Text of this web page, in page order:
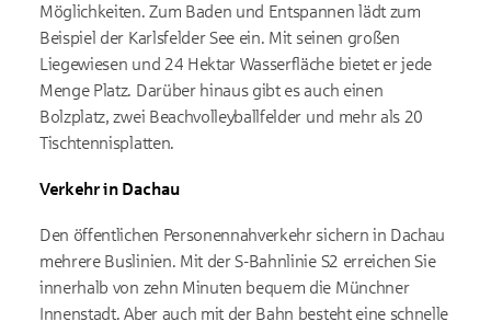
Möglichkeiten. Zum Baden und Entspannen lädt zum
Beispiel der Karlsfelder See ein. Mit seinen großen
Liegewiesen und 24 Hektar Wasserfläche bietet er jede
Menge Platz. Darüber hinaus gibt es auch einen
Bolzplatz, zwei Beachvolleyballfelder und mehr als 20
Tischtennisplatten.
Verkehr in Dachau
Den öffentlichen Personennahverkehr sichern in Dachau
mehrere Buslinien. Mit der S-Bahnlinie S2 erreichen Sie
innerhalb von zehn Minuten bequem die Münchner
Innenstadt. Aber auch mit der Bahn besteht eine schnelle